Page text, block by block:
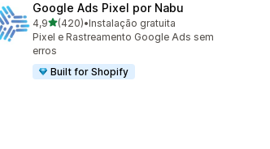
Google Ads Pixel por Nabu
4,9de 5 estrelas
(420)
420 total de avaliações
•Instalação gratuita
Pixel e Rastreamento Google Ads sem
erros
Built for Shopify